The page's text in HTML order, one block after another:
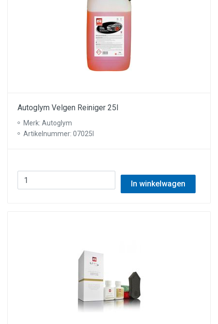
Autoglym Velgen Reiniger 25l
Merk: Autoglym
Artikelnummer: 07025I
In winkelwagen